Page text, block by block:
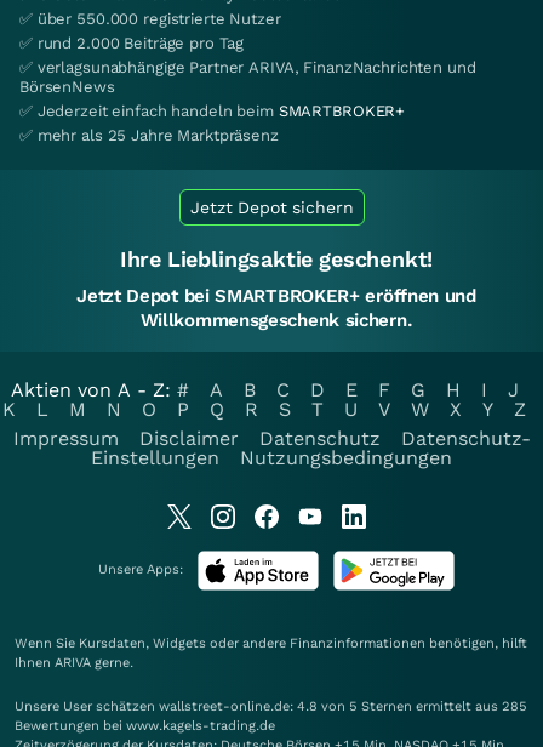
✅ über 550.000 registrierte Nutzer
✅ rund 2.000 Beiträge pro Tag
✅ verlagsunabhängige Partner ARIVA, FinanzNachrichten und
BörsenNews
✅ Jederzeit einfach handeln beim SMARTBROKER+
✅ mehr als 25 Jahre Marktpräsenz
Jetzt Depot sichern
Ihre Lieblingsaktie geschenkt!
Jetzt Depot bei SMARTBROKER+ eröffnen und
Willkommensgeschenk sichern.
Aktien von A - Z: # A B C D E F G H I
J
K
L M N O P Q R S T U V W X Y
Z
Impressum
Disclaimer Datenschutz
Datenschutz-
Einstellungen
Nutzungsbedingungen
Unsere Apps:
Wenn Sie Kursdaten, Widgets oder andere Finanzinformationen benötigen, hilft
Ihnen ARIVA gerne.
Unsere User schätzen wallstreet-online.de: 4.8 von 5 Sternen ermittelt aus 285
Bewertungen bei www.kagels-trading.de